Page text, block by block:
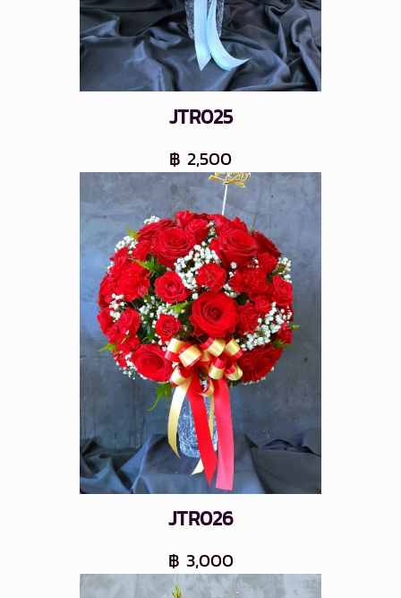
JTR025
฿ 2,500
JTR026
฿ 3,000